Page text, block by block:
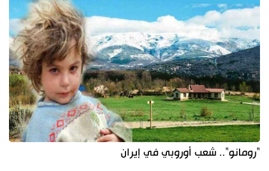
"رومانو".. شعب أوروبي في إيران